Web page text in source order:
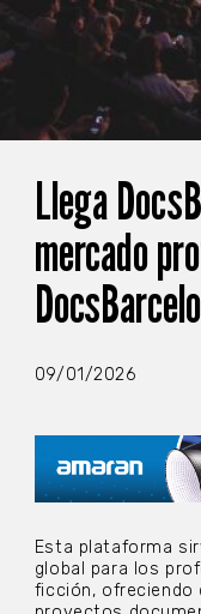
Llega
mercado
09/01/2026
Esta plataforma
global para los
ficción, ofreciendo